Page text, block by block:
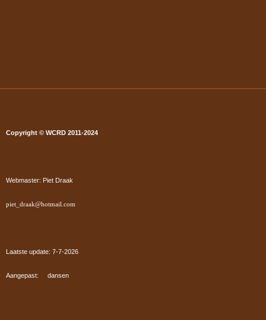
Copyright © WCRD 2011-2024
Webmaster: Piet Draak
piet_draak@hotmail.com
Laatste update: 7-7-2026
Aangepast: dansen